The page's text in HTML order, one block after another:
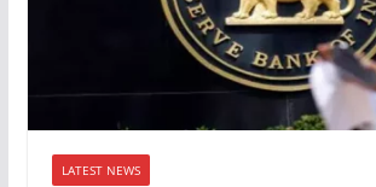
LATEST NEWS